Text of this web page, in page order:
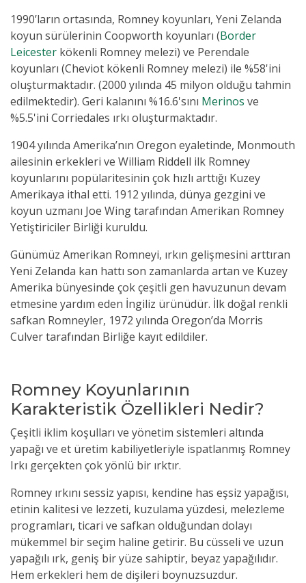
1990’ların ortasında, Romney koyunları, Yeni Zelanda
koyun sürülerinin Coopworth koyunları (Border
Leicester kökenli Romney melezi) ve Perendale
koyunları (Cheviot kökenli Romney melezi) ile %58'ini
oluşturmaktadır. (2000 yılında 45 milyon olduğu tahmin
edilmektedir). Geri kalanını %16.6'sını Merinos ve
%5.5'ini Corriedales ırkı oluşturmaktadır.
1904 yılında Amerika’nın Oregon eyaletinde, Monmouth
ailesinin erkekleri ve William Riddell ilk Romney
koyunlarını popülaritesinin çok hızlı arttığı Kuzey
Amerikaya ithal etti. 1912 yılında, dünya gezgini ve
koyun uzmanı Joe Wing tarafından Amerikan Romney
Yetiştiriciler Birliği kuruldu.
Günümüz Amerikan Romneyi, ırkın gelişmesini arttıran
Yeni Zelanda kan hattı son zamanlarda artan ve Kuzey
Amerika bünyesinde çok çeşitli gen havuzunun devam
etmesine yardım eden İngiliz ürünüdür. İlk doğal renkli
safkan Romneyler, 1972 yılında Oregon’da Morris
Culver tarafından Birliğe kayıt edildiler.
Romney Koyunlarının
Karakteristik Özellikleri Nedir?
Çeşitli iklim koşulları ve yönetim sistemleri altında
yapağı ve et üretim kabiliyetleriyle ispatlanmış Romney
Irkı gerçekten çok yönlü bir ırktır.
Romney ırkını sessiz yapısı, kendine has eşsiz yapağısı,
etinin kalitesi ve lezzeti, kuzulama yüzdesi, melezleme
programları, ticari ve safkan olduğundan dolayı
mükemmel bir seçim haline getirir. Bu cüsseli ve uzun
yapağılı ırk, geniş bir yüze sahiptir, beyaz yapağılıdır.
Hem erkekleri hem de dişileri boynuzsuzdur.